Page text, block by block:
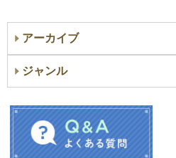
アーカイブ
ジャンル